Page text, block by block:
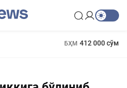
БҲМ 412 000 сўм